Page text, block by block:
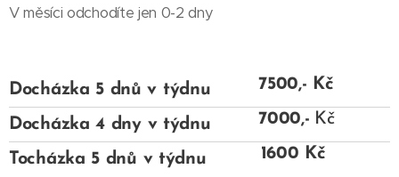
V měsíci odchodíte jen 0-2 dny
Docházka 5 dnů v týdnu 7500,- Kč
Docházka 4 dny v týdnu 7000,- Kč
Tocházka 5 dnů v týdnu 1600 Kč